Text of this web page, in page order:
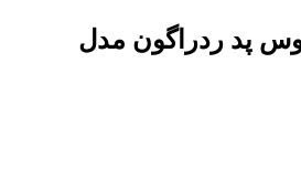
پد ردراگون مدل